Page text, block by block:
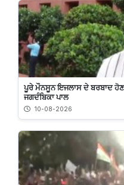
ਪੂਰੇ ਮੌਨਸੂਨ ਇਜਲਾਸ ਦੇ ਬਰਬਾਦ ਹੋਣ
ਜਗਦੰਬਿਕਾ ਪਾਲ
10-08-2026